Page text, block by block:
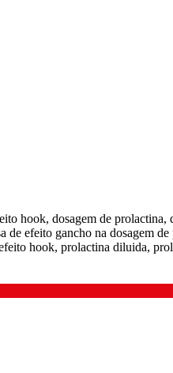
hook, dosagem de
efeito gancho na dosagem
hook, prolactina diluida,